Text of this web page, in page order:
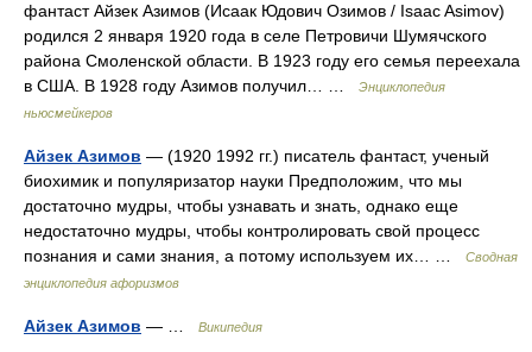
фантаст Айзек Азимов (Исаак Юдович Озимов / Isaac Asimov)
родился 2 января 1920 года в селе Петровичи Шумячского
района Смоленской области. В 1923 году его семья переехала
в США. В 1928 году Азимов получил… …
Энциклопедия
ньюсмейкеров
Айзек Азимов — (1920 1992 гг.) писатель фантаст, ученый
биохимик и популяризатор науки Предположим, что мы
достаточно мудры, чтобы узнавать и знать, однако еще
недостаточно мудры, чтобы контролировать свой процесс
познания и сами знания, а потому используем их… …
Сводная
энциклопедия афоризмов
Айзек Азимов — … Википедия